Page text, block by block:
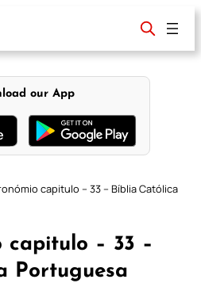
our App
capitulo – 33 – Bíblia Católica
capitulo – 33 –
Portuguesa